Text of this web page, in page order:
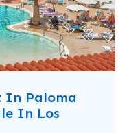
In Paloma
In Los